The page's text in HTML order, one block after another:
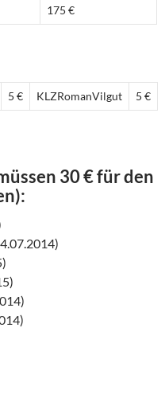
175 €
5 € KLZRomanVilgut 5 €
30 € für den